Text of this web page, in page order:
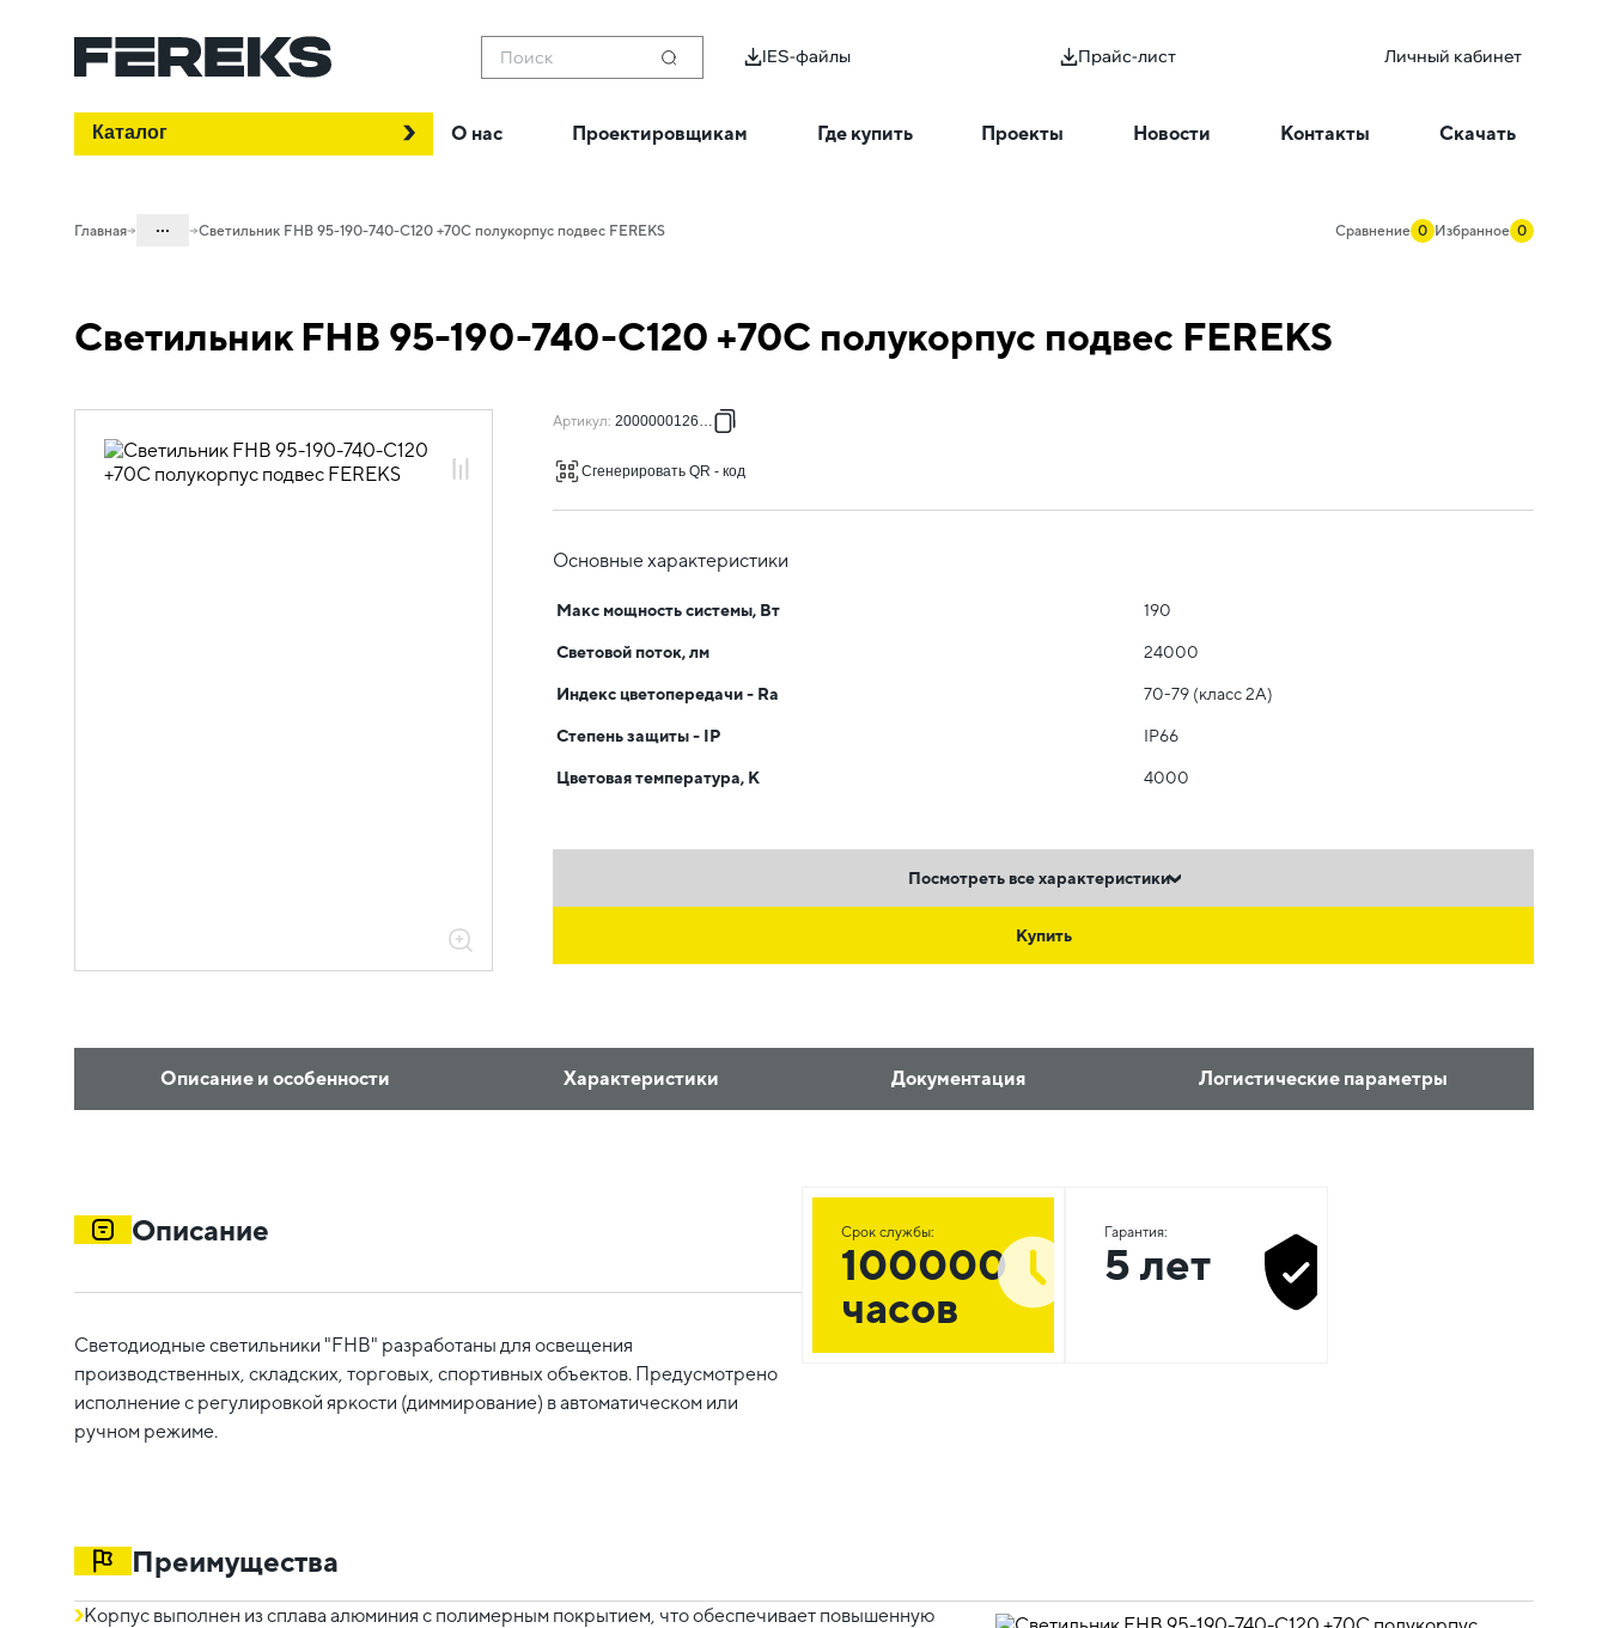
Поиск IES-файлы Прайс-лист Личный кабинет
Каталог О нас Проектировщикам Где купить Проекты Новости Контакты Скачать
Главная ...
Проектное освещение FEREKS
FHB Extreme
Светильник FHB 95-190-740-C120 +70C полукорпус подвес FEREKS Сравнение 0 Избранное 0
Светильник FHB 95-190-740-C120 +70C полукорпус подвес FEREKS
Артикул: 2000000126524
Сгенерировать QR - код
Основные характеристики
Макс мощность системы, Вт 190
Световой поток, лм 24000
Индекс цветопередачи - Ra 70-79 (класс 2A)
Степень защиты - IP IP66
Цветовая температура, К 4000
Посмотреть все характеристики
Купить
Описание и особенности Характеристики Документация Логистические параметры
Описание
Светодиодные светильники "FHB" разработаны для освещения
производственных, складских, торговых, спортивных объектов. Предусмотрено
исполнение с регулировкой яркости (диммирование) в автоматическом или
ручном режиме.
Срок службы:
100000
часов
Гарантия:
5 лет
Преимущества
Корпус выполнен из сплава алюминия c полимерным покрытием, что обеспечивает повышенную